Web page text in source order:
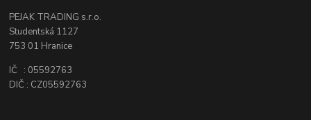
PEJAK TRADING s.r.o.
Studentská 1127
753 01 Hranice
IČ : 05592763
DIČ : CZ05592763